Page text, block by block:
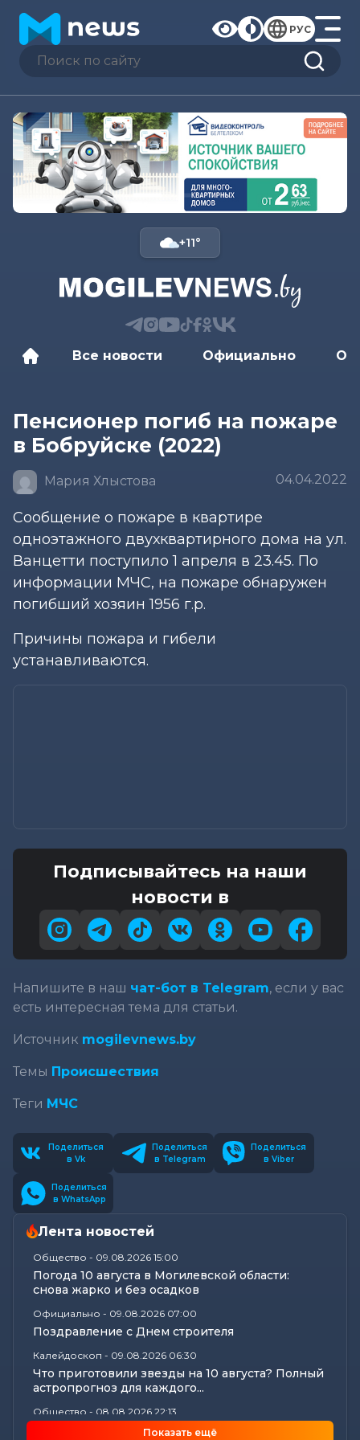
РУС
+11°
Все новости Официально
Пенсионер погиб на пожаре
в Бобруйске (2022)
Мария Хлыстова 04.04.2022
Сообщение о пожаре в квартире
одноэтажного двухквартирного дома на ул.
Ванцетти поступило 1 апреля в 23.45. По
информации МЧС, на пожаре обнаружен
погибший хозяин 1956 г.р.
Причины пожара и гибели
устанавливаются.
Подписывайтесь на наши
новости в
Напишите в наш чат-бот в Telegram, если у вас
есть интересная тема для статьи.
Источник mogilevnews.by
Темы Происшествия
Теги МЧС
Поделиться
в Vk
Поделиться
в Telegram
Поделиться
в Viber
Поделиться
в WhatsApp
Лента новостей
Общество - 09.08.2026 15:00
Погода 10 августа в Могилевской области:
снова жарко и без осадков
Официально - 09.08.2026 07:00
Поздравление с Днем строителя
Калейдоскоп - 09.08.2026 06:30
Что приготовили звезды на 10 августа? Полный
астропрогноз для каждого...
Общество - 08.08.2026 22:13
Как Шклов отметил «День огурца»
Показать ещё